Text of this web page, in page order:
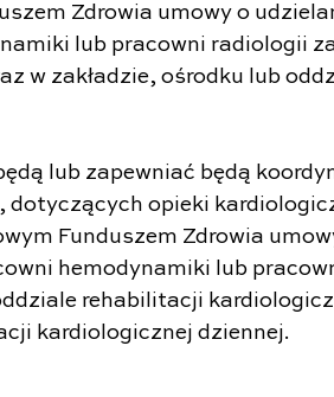
Zdrowia umowy o
lub pracowni radiologii
w zakładzie, ośrodku lub
lub zapewniać będą
dotyczących opieki
Funduszem Zdrowia
hemodynamiki lub
rehabilitacji
kardiologicznej dziennej.